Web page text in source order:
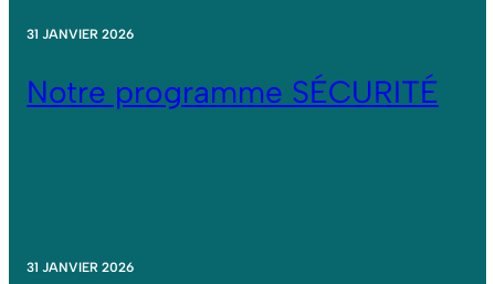
31 JANVIER 2026
Notre programme SÉCURITÉ
31 JANVIER 2026